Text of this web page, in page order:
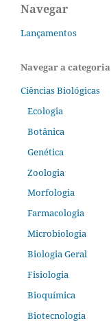
Navegar
Lançamentos
Navegar a categoria
Ciências Biológicas
Ecologia
Botânica
Genética
Zoologia
Morfologia
Farmacologia
Microbiologia
Biologia Geral
Fisiologia
Bioquímica
Biotecnologia